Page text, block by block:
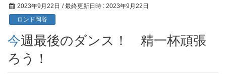
2023年9月22日 / 最終更新日時 : 2023年9月22日
ロンド岡谷
今週最後のダンス！ 精一杯頑張
ろう！